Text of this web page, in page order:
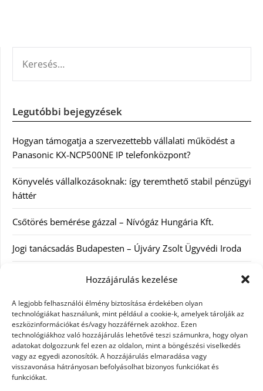
Hozzájárulás kezelése
A legjobb felhasználói élmény biztosítása érdekében olyan
technológiákat használunk, mint például a cookie-k, amelyek tárolják az
eszközinformációkat és/vagy hozzáférnek azokhoz. Ezen
technológiákhoz való hozzájárulás lehetővé teszi számunkra, hogy olyan
adatokat dolgozzunk fel ezen az oldalon, mint a böngészési viselkedés
vagy az egyedi azonosítók. A hozzájárulás elmaradása vagy
visszavonása hátrányosan befolyásolhat bizonyos funkciókat és
funkciókat.
Legutóbbi bejegyzések
Hogyan támogatja a szervezettebb vállalati működést a
Panasonic KX-NCP500NE IP telefonközpont?
Könyvelés vállalkozásoknak: így teremthető stabil pénzügyi
háttér
Csőtörés bemérése gázzal – Nívógáz Hungária Kft.
Jogi tanácsadás Budapesten – Újváry Zsolt Ügyvédi Iroda
Arckrémek – mit érdemes tudni az öregedés lassításáról és
Kategóriák
Egyéb kategória
Szolgáltatás